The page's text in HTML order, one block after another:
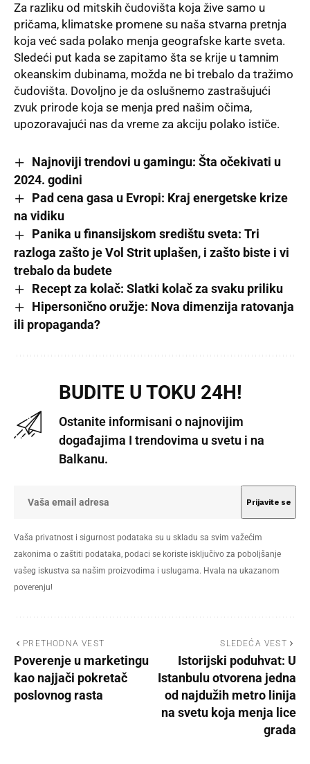
Za razliku od mitskih čudovišta koja žive samo u
pričama, klimatske promene su naša stvarna pretnja
koja već sada polako menja geografske karte sveta.
Sledeći put kada se zapitamo šta se krije u tamnim
okeanskim dubinama, možda ne bi trebalo da tražimo
čudovišta. Dovoljno je da oslušnemo zastrašujući
zvuk prirode koja se menja pred našim očima,
upozoravajući nas da vreme za akciju polako ističe.
Najnoviji trendovi u gamingu: Šta očekivati u
2024. godini
Pad cena gasa u Evropi: Kraj energetske krize
na vidiku
Panika u finansijskom središtu sveta: Tri
razloga zašto je Vol Strit uplašen, i zašto biste i vi
trebalo da budete
Recept za kolač: Slatki kolač za svaku priliku
Hipersonično oružje: Nova dimenzija ratovanja
ili propaganda?
BUDITE U TOKU 24H!
Ostanite informisani o najnovijim
događajima I trendovima u svetu i na
Balkanu.
Vaša privatnost i sigurnost podataka su u skladu sa svim važećim
zakonima o zaštiti podataka, podaci se koriste isključivo za poboljšanje
vašeg iskustva sa našim proizvodima i uslugama. Hvala na ukazanom
poverenju!
PRETHODNA VEST
Poverenje u marketingu
kao najjači pokretač
poslovnog rasta
SLEDEĆA VEST
Istorijski poduhvat: U
Istanbulu otvorena jedna
od najdužih metro linija
na svetu koja menja lice
grada